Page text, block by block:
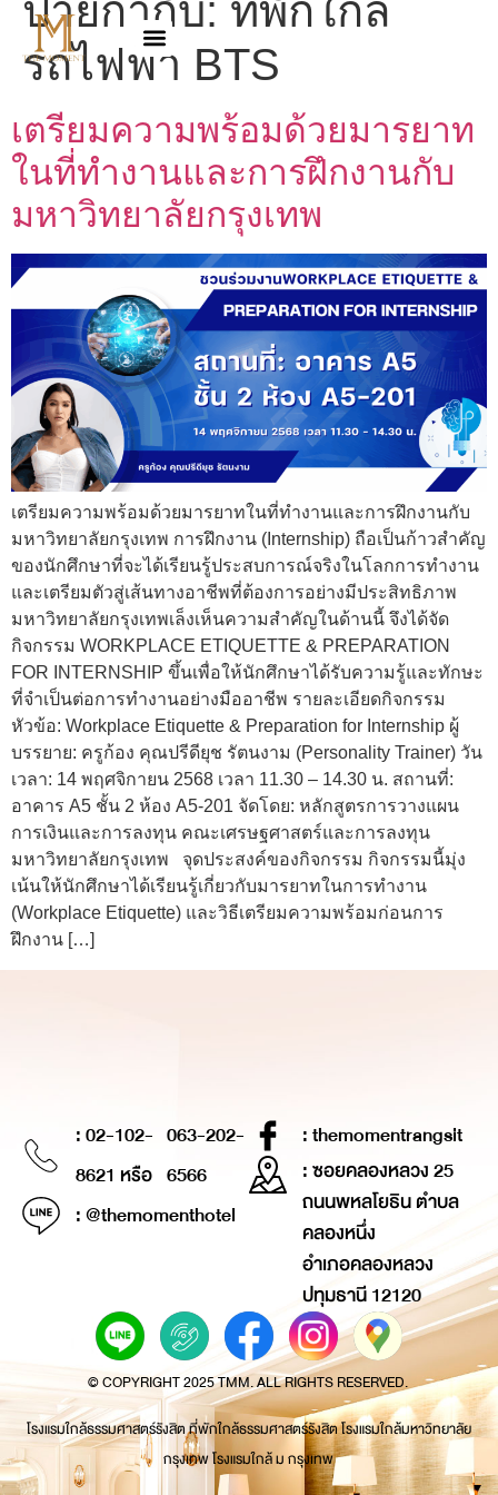
ป้ายกำกับ: ที่พักใกล้
รถไฟฟ้า BTS
เตรียมความพร้อมด้วยมารยาท
ในที่ทำงานและการฝึกงานกับ
มหาวิทยาลัยกรุงเทพ
เตรียมความพร้อมด้วยมารยาทในที่ทำงานและการฝึกงานกับ
มหาวิทยาลัยกรุงเทพ การฝึกงาน (Internship) ถือเป็นก้าวสำคัญ
ของนักศึกษาที่จะได้เรียนรู้ประสบการณ์จริงในโลกการทำงาน
และเตรียมตัวสู่เส้นทางอาชีพที่ต้องการอย่างมีประสิทธิภาพ
มหาวิทยาลัยกรุงเทพเล็งเห็นความสำคัญในด้านนี้ จึงได้จัด
กิจกรรม WORKPLACE ETIQUETTE & PREPARATION
FOR INTERNSHIP ขึ้นเพื่อให้นักศึกษาได้รับความรู้และทักษะ
ที่จำเป็นต่อการทำงานอย่างมืออาชีพ รายละเอียดกิจกรรม
หัวข้อ: Workplace Etiquette & Preparation for Internship ผู้
บรรยาย: ครูก้อง คุณปรีดียุช รัตนงาม (Personality Trainer) วัน
เวลา: 14 พฤศจิกายน 2568 เวลา 11.30 – 14.30 น. สถานที่:
อาคาร A5 ชั้น 2 ห้อง A5-201 จัดโดย: หลักสูตรการวางแผน
การเงินและการลงทุน คณะเศรษฐศาสตร์และการลงทุน
มหาวิทยาลัยกรุงเทพ จุดประสงค์ของกิจกรรม กิจกรรมนี้มุ่ง
เน้นให้นักศึกษาได้เรียนรู้เกี่ยวกับมารยาทในการทำงาน
(Workplace Etiquette) และวิธีเตรียมความพร้อมก่อนการ
ฝึกงาน […]
: 02-102-
8621 หรือ
063-202-
6566
: @themomenthotel
: themomentrangsit
: ซอยคลองหลวง 25
ถนนพหลโยธิน ตำบล
คลองหนึ่ง
อำเภอคลองหลวง
ปทุมธานี 12120
© COPYRIGHT 2025 TMM. ALL RIGHTS RESERVED.
โรงแรมใกล้ธรรมศาสตร์รังสิต ที่พักใกล้ธรรมศาสตร์รังสิต โรงแรมใกล้มหาวิทยาลัย
กรุงเทพ โรงแรมใกล้ ม กรุงเทพ